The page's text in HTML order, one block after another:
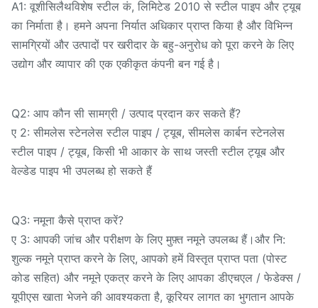
A1: वूशीसिलैथविशेष स्टील कं, लिमिटेड 2010 से स्टील पाइप और ट्यूब
का निर्माता है। हमने अपना निर्यात अधिकार प्राप्त किया है और विभिन्न
सामग्रियों और उत्पादों पर खरीदार के बहु-अनुरोध को पूरा करने के लिए
उद्योग और व्यापार की एक एकीकृत कंपनी बन गई है।
Q2: आप कौन सी सामग्री / उत्पाद प्रदान कर सकते हैं?
ए 2: सीमलेस स्टेनलेस स्टील पाइप / ट्यूब, सीमलेस कार्बन स्टेनलेस
स्टील पाइप / ट्यूब, किसी भी आकार के साथ जस्ती स्टील ट्यूब और
वेल्डेड पाइप भी उपलब्ध हो सकते हैं
Q3: नमूना कैसे प्राप्त करें?
ए 3: आपकी जांच और परीक्षण के लिए मुफ़्त नमूने उपलब्ध हैं।और नि:
शुल्क नमूने प्राप्त करने के लिए, आपको हमें विस्तृत प्राप्त पता (पोस्ट
कोड सहित) और नमूने एकत्र करने के लिए आपका डीएचएल / फेडेक्स /
यूपीएस खाता भेजने की आवश्यकता है, कूरियर लागत का भुगतान आपके